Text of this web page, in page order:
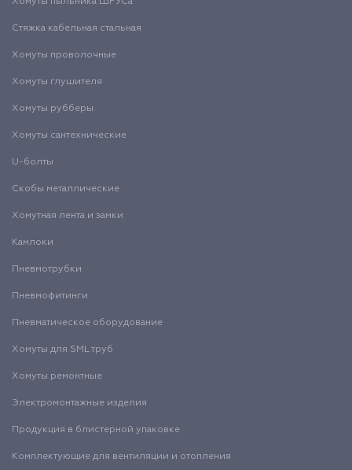
Стяжка кабельная стальная
Хомуты проволочные
Хомуты глушителя
Хомуты рубберы
Хомуты сантехнические
U-болты
Скобы металлические
Хомутная лента и замки
Камлоки
Пневмотрубки
Пневмофитинги
Пневматическое оборудование
Хомуты для SML труб
Хомуты ремонтные
Электромонтажные изделия
Продукция в блистерной упаковке
Комплектующие для вентиляции и отопления